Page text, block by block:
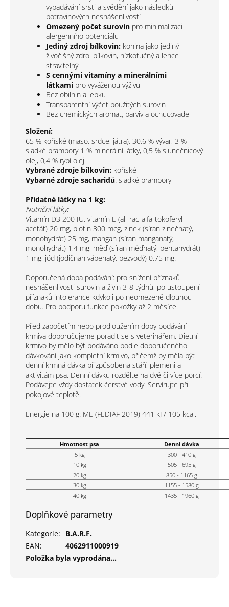
vypadávání srsti a svědění jako následků
potravinových nesnášenlivostí
Omezený počet surovin pro minimalizaci
alergenního potenciálu
Jediný zdroj bílkovin: konina jako jediný
živočišný zdroj bílkovin, nízkotučný a lehce
stravitelný
S cennými vitamíny a minerálními
látkami pro vyváženou výživu
Bez obilnin a lepku
Transparentní výčet použitých surovin
Bez chemických aromat, barviv a ochucovadel
Složení:
65 % koňské (maso, srdce, játra), 30,6 % vývar, 3 %
sladké brambory 1 % minerální látky, 0,5 % slunečnicový
olej, 0,4 % rybí olej.
Vybrané zdroje bílkovin: koňské
Vybarné zdroje sacharidů: sladké brambory
Přídatné látky na 1 kg:
Nutriční látky:
Vitamín D3 200 IU, vitamín E (all-rac-alfa-tokoferyl
acetát) 20 mg, biotin 300 mcg, zinek (síran zinečnatý,
monohydrát) 25 mg, mangan (síran manganatý,
monohydrát) 1,4 mg, měď (síran měďnatý, pentahydrát)
1 mg, jód (jodičnan vápenatý, bezvodý) 0,75 mg.
Doporučená doba podávání: pro snížení příznaků
nesnášenlivosti surovin a živin 3-8 týdnů, po ustoupení
příznaků intolerance kdykoli po neomezeně dlouhou
dobu. Pro podporu funkce pokožky až 2 měsíce.
Před započetím nebo prodloužením doby podávání
krmiva doporučujeme poradit se s veterinářem. Dietní
krmivo by mělo být podáváno podle doporučeného
dávkování jako kompletní krmivo, přičemž by měla být
denní krmná dávka přizpůsobena stáří, plemeni a
aktivitám psa. Denní dávku rozdělte na dvě či více porcí.
Podávejte vždy dostatek čerstvé vody. Servírujte při
pokojové teplotě.
Energie na 100 g: ME (FEDIAF 2019) 441 kJ / 105 kcal.
Hmotnost psa
Denní dávka
5 kg
300 - 410 g
10 kg
505 - 695 g
20 kg
850 - 1165 g
30 kg
1155 - 1580 g
40 kg
1435 - 1960 g
Doplňkové parametry
Kategorie:
B.A.R.F.
EAN:
4062911000919
Položka byla vyprodána…